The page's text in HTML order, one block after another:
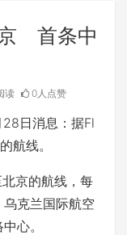
首条中
读 0人点赞
日消息：据Fl
航线。
京的航线，每
克兰国际航空
心。